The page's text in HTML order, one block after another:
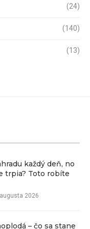
(24)
(140)
(13)
každý deň, no
trpia? Toto robíte
2026
– čo sa stane